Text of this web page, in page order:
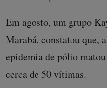
Em agosto, um grupo
Marabá, constatou que,
epidemia de pólio
cerca de 50 vítimas.